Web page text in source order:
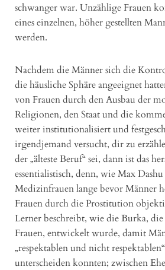
schwanger war. Unzählige Frauen
eines einzelnen, höher gestellten
werden.
Nachdem die Männer sich die
die häusliche Sphäre angeeignet
von Frauen durch den Ausbau der
Religionen, den Staat und die
weiter institutionalisiert und
irgendjemand versucht, dir zu
der „älteste Beruf“ sei, dann ist das
essentialistisch, denn, wie Max
Medizinfrauen lange bevor Männer
Frauen durch die Prostitution
Lerner beschreibt, wie die Burka,
Frauen, entwickelt wurde, damit
„respektablen und nicht
unterscheiden konnten; zwischen